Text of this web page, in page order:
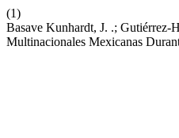
(1)
Basave Kunhardt, J. .; Gutiérrez-
Multinacionales Mexicanas